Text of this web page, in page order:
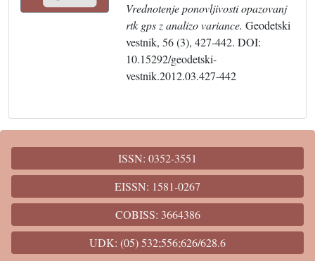
Vrednotenje ponovljivosti opazovanj
rtk gps z analizo variance. Geodetski
vestnik, 56 (3), 427-442. DOI:
10.15292/geodetski-
vestnik.2012.03.427-442
ISSN: 0352-3551
EISSN: 1581-0267
COBISS: 3664386
UDK: (05) 532;556;626/628.6